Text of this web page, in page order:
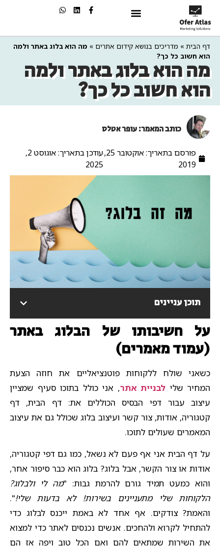
דף הבית » מדריכים בנושא קידום אתרים » מה הוא בלוג באתר ולמה
הוא חשוב כל כך?
מה הוא בלוג באתר ולמה
הוא חשוב כל כך?
כותב המאמר: עופר אטלס
פורסם בתאריך:
אוקטובר 25,
2019
עודכן בתאריך: אוגוסט 2,
2025
תוכן עניינים
על חשיבותו של הבלוג באתר
(עמוד מאמרים)
כשאני שולח ללקוחות פוטנציאליים את חוזה הצעת
המחיר שלי לבניית אתר, אני כולל בתוכו סעיף שמציין
עיצוב עבור דפי הבסיס הכוללים את: דף הבית, דף
קטגוריה, אודות, צור קשר ועיצוב בלוג שכולל גם את עיצוב
המאמרים שעולים לתוכו.
על דף הבית אני אף פעם לא נשאל, כמו גם דפי קטגוריה,
אודות או צור הקשר, אבל בלוג? בלוג הוא כבר סיפור אחר,
והוא כמעט תמיד גורם להרמת גבות: "מה לי ולבלוג?
הלקוחות שלי מתעניינים בשירות! לא בדעות שלי!".
והאמת? צודקים. אף אחד לא באמת ייכנס לבלוג כדי
להתחיל לקרוא ולהחכים. אנשים נכנסים לאתר כדי למצוא
את השירות שמתאים להם ואם הכל טוב ויפה אז הם